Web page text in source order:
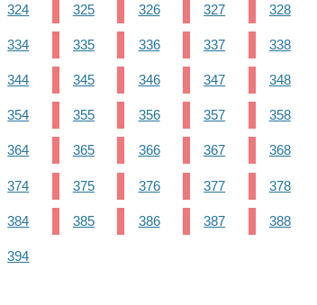
324 325 326 327 328
334 335 336 337 338
344 345 346 347 348
354 355 356 357 358
364 365 366 367 368
374 375 376 377 378
384 385 386 387 388
394